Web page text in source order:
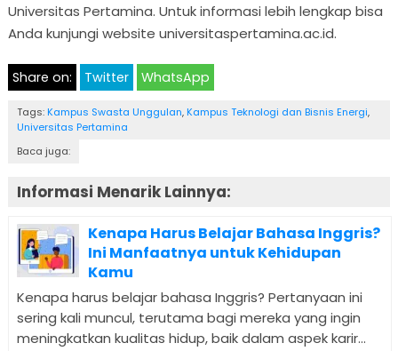
Universitas Pertamina. Untuk informasi lebih lengkap bisa
Anda kunjungi website universitaspertamina.ac.id.
Share on: Twitter WhatsApp
Tags: Kampus Swasta Unggulan, Kampus Teknologi dan Bisnis Energi,
Universitas Pertamina
Baca juga:
Informasi Menarik Lainnya:
Kenapa Harus Belajar Bahasa Inggris?
Ini Manfaatnya untuk Kehidupan
Kamu
Kenapa harus belajar bahasa Inggris? Pertanyaan ini
sering kali muncul, terutama bagi mereka yang ingin
meningkatkan kualitas hidup, baik dalam aspek karir...